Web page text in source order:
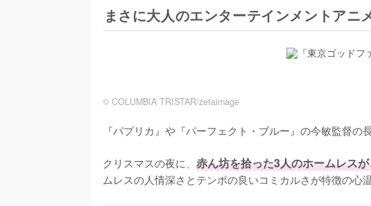
まさに大人のエンターテインメントアニ
© COLUMBIA TRISTAR/zetaimage
『パプリカ』や『パーフェクト・ブルー』の今敏監督の
クリスマスの夜に、 赤ん坊を拾った3人のホームレス
ムレスの人情深さとテンポの良いコミカルさが特徴の心